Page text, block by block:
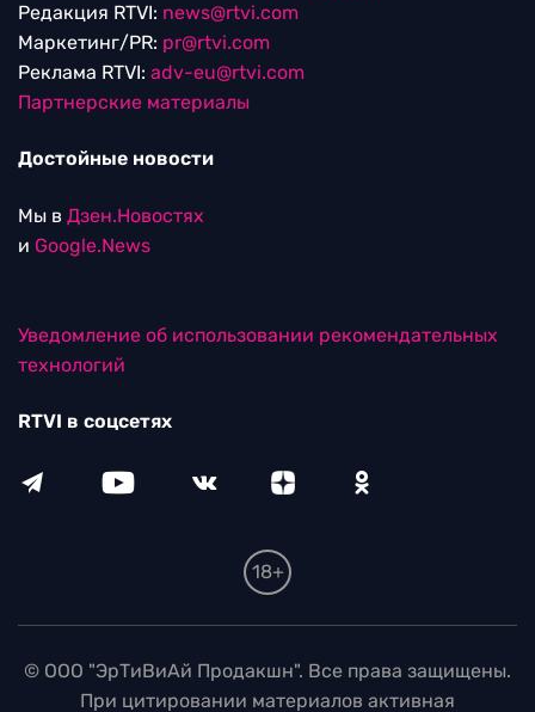
Редакция RTVI: news@rtvi.com
Маркетинг/PR: pr@rtvi.com
Реклама RTVI: adv-eu@rtvi.com
Партнерские материалы
Достойные новости
Мы в Дзен.Новостях
и Google.News
Уведомление об использовании рекомендательных
технологий
RTVI в соцсетях
18+
© ООО "ЭрТиВиАй Продакшн". Все права защищены.
При цитировании материалов активная